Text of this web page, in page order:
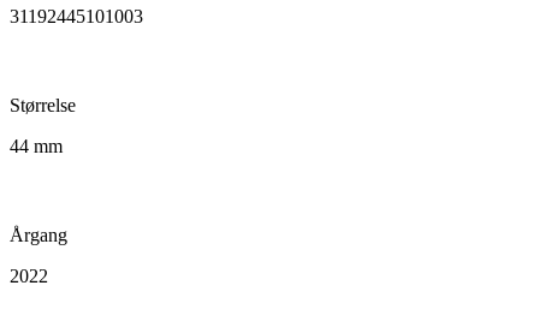
31192445101003
Størrelse
44 mm
Årgang
2022